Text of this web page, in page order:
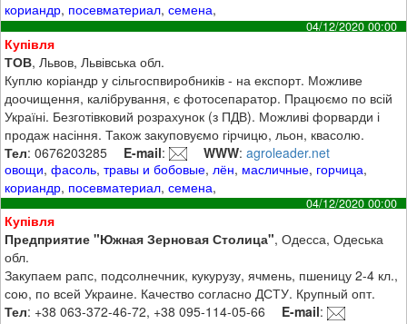
кориандр, посевматериал,семена,
04/12/2020 00:00
Купівля
ТОВ, Львов, Львівська обл.
Куплю коріандр у сільгоспвиробників - на експорт. Можливе
доочищення, калібрування, є фотосепаратор. Працюємо по всій
Україні. Безготівковий розрахунок (з ПДВ). Можливі форварди і
продаж насіння. Також закуповуємо гірчицю, льон, квасолю.
Тел: 0676203285 E-mail: WWW:agroleader.net
овощи,фасоль,травы и бобовые, лён, масличные, горчица,
кориандр, посевматериал,семена,
04/12/2020 00:00
Купівля
Предприятие "Южная Зерновая Столица", Одесса, Одеська
обл.
Закупаем рапс, подсолнечник, кукурузу, ячмень, пшеницу 2-4 кл.,
сою, по всей Украине. Качество согласно ДСТУ. Крупный опт.
Тел: +38 063-372-46-72, +38 095-114-05-66 E-mail: